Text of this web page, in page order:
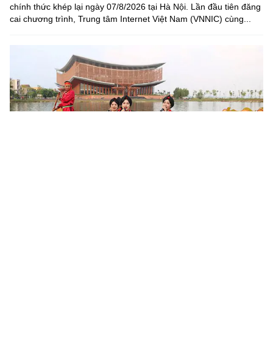
chính thức khép lại ngày 07/8/2026 tại Hà Nội. Lần đầu tiên đăng
cai chương trình, Trung tâm Internet Việt Nam (VNNIC) cùng...